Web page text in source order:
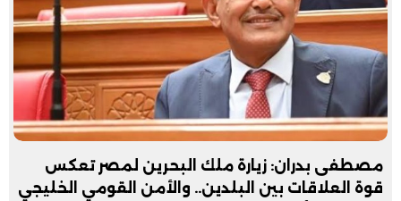
مصطفى بدران: زيارة ملك البحرين لمصر تعكس
قوة العلاقات بين البلدين.. والأمن القومي الخليجي